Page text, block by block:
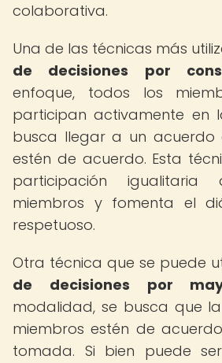
colaborativa.
Una de las técnicas más
de decisiones por
enfoque, todos los
participan activamente en
busca llegar a un acuerdo
estén de acuerdo. Esta
participación
miembros y fomenta el
respetuoso.
Otra técnica que se puede
de decisiones por
modalidad, se busca que
miembros estén de
tomada. Si bien puede